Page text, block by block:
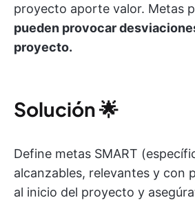
proyecto aporte valor. Metas
pueden provocar
proyecto.
Solución🌟
Define metas SMART
alcanzables, relevantes y con
al inicio del proyecto y